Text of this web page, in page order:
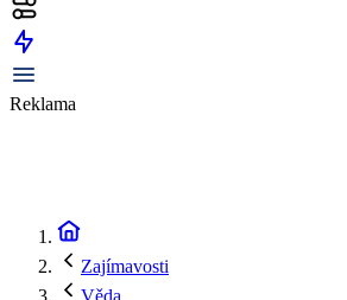
Reklama
Zajímavosti
Věda